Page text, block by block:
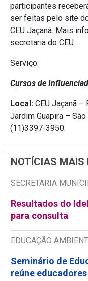
participantes
ser feitas pelo site
CEU Jaçanã. Mais
secretaria do CEU.
Serviço:
Cursos de
Local: CEU Jaçanã –
Jardim Guapira –
(11)3397-3950.
NOTÍCIAS MAIS
SECRETARIA
Resultados do
para consulta
EDUCAÇÃO
Seminário de
reúne